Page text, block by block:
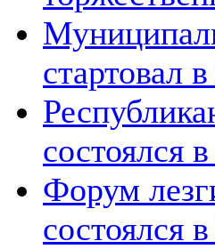
стартовал
состоялся
Форум
состоялся